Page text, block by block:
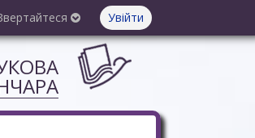
Увійти